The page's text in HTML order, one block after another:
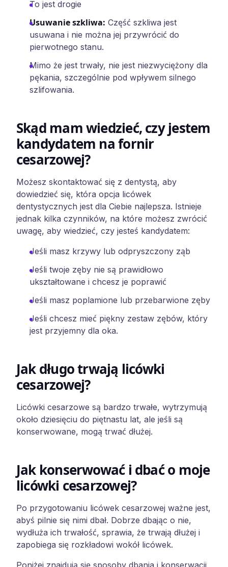
To jest drogie
Usuwanie szkliwa: Część szkliwa jest
usuwana i nie można jej przywrócić do
pierwotnego stanu.
Mimo że jest trwały, nie jest niezwyciężony dla
pękania, szczególnie pod wpływem silnego
szlifowania.
Skąd mam wiedzieć, czy jestem
kandydatem na fornir
cesarzowej?
Możesz skontaktować się z dentystą, aby
dowiedzieć się, która opcja licówek
dentystycznych jest dla Ciebie najlepsza. Istnieje
jednak kilka czynników, na które możesz zwrócić
uwagę, aby wiedzieć, czy jesteś kandydatem:
Jeśli masz krzywy lub odpryszczony ząb
Jeśli twoje zęby nie są prawidłowo
ukształtowane i chcesz je poprawić
Jeśli masz poplamione lub przebarwione zęby
Jeśli chcesz mieć piękny zestaw zębów, który
jest przyjemny dla oka.
Jak długo trwają licówki
cesarzowej?
Licówki cesarzowe są bardzo trwałe, wytrzymują
około dziesięciu do piętnastu lat, ale jeśli są
konserwowane, mogą trwać dłużej.
Jak konserwować i dbać o moje
licówki cesarzowej?
Po przygotowaniu licówek cesarzowej ważne jest,
abyś pilnie się nimi dbał. Dobrze dbając o nie,
wydłuża ich trwałość, sprawia, że trwają dłużej i
zapobiega się rozkładowi wokół licówek.
Poniżej znajdują się sposoby dbania i konserwacji